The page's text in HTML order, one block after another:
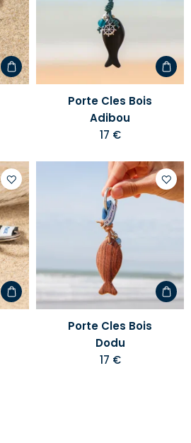
votre
liste
d'envies
Porte Cles Bois
Adibou
17 €
Ajouter
à
votre
liste
d'envies
Porte Cles Bois
Dodu
17 €